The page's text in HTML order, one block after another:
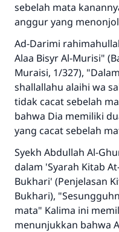
sebelah mata
anggur yang
Ad-Darimi
Alaa Bisyr Al-Murisi"
Muraisi, 1/327),
shallallahu alaihi wa
tidak cacat sebelah
bahwa Dia memiliki
Syekh Abdullah Al-
dalam 'Syarah Kitab
Bukhari' (Penjelasan
Bukhari),
mata" Kalima ini
menunjukkan bahwa